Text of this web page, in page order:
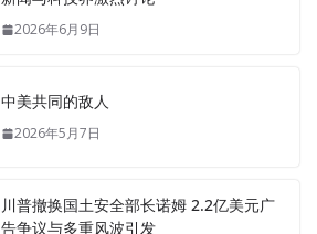
2026年6月9日
中美共同的敌人
2026年5月7日
川普撤换国土安全部长诺姆 2.2亿美元广
告争议与多重风波引发